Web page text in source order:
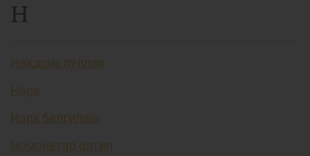
Н
Нақдсиз пуллар
Нарх
Нарх белгилаш
Номонетар олтин